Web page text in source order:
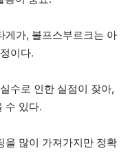
게가, 볼프스부르크는 아
이다.
수로 인한 실점이 잦아,
수 있다.
을 많이 가져가지만 정확